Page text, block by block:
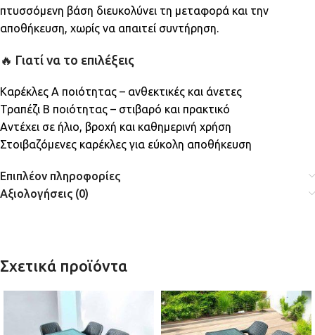
πτυσσόμενη βάση διευκολύνει τη μεταφορά και την
αποθήκευση, χωρίς να απαιτεί συντήρηση.
🔥 Γιατί να το επιλέξεις
Καρέκλες Α ποιότητας – ανθεκτικές και άνετες
Τραπέζι Β ποιότητας – στιβαρό και πρακτικό
Αντέχει σε ήλιο, βροχή και καθημερινή χρήση
Στοιβαζόμενες καρέκλες για εύκολη αποθήκευση
Επιπλέον πληροφορίες
Αξιολογήσεις (0)
Σχετικά προϊόντα